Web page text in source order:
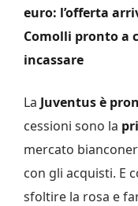
euro: l’offerta
Comolli pronto a
incassare
La Juventus è
cessioni sono la
mercato
con gli acquisti. E
sfoltire la rosa e